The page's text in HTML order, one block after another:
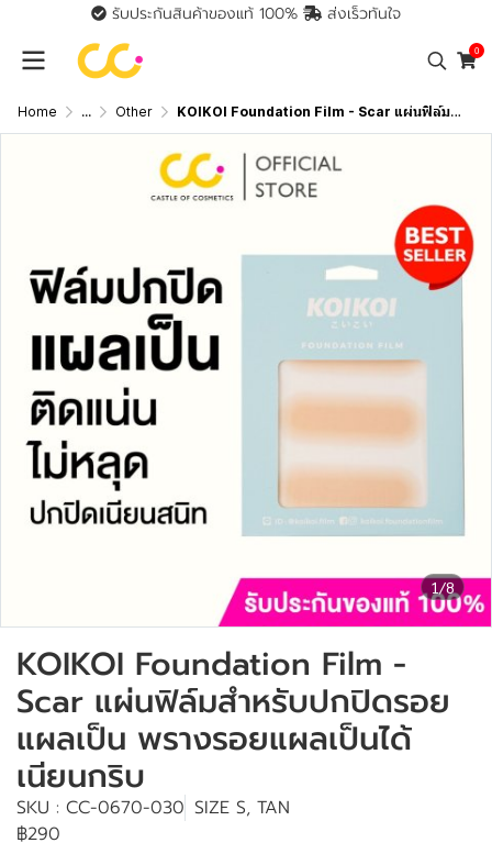
รับประกันสินค้าของแท้ 100% ส่งเร็วทันใจ
0
Home ... Other KOIKOI Foundation Film - Scar แผ่นฟิล์มสำหรับปกปิดรอยแผลเป็น พรางรอยแผลเป็นได้เนียนกริบ
1/8
KOIKOI Foundation Film -
Scar แผ่นฟิล์มสำหรับปกปิดรอย
แผลเป็น พรางรอยแผลเป็นได้
เนียนกริบ
SKU : CC-0670-030 SIZE S, TAN
฿290